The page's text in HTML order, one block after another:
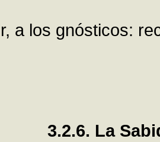
a los gnósticos:
3.2.6. La